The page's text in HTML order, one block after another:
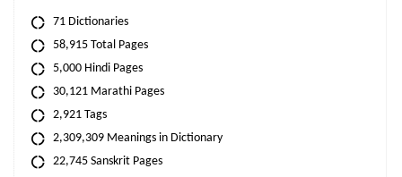
71 Dictionaries
58,915 Total Pages
5,000 Hindi Pages
30,121 Marathi Pages
2,921 Tags
2,309,309 Meanings in Dictionary
22,745 Sanskrit Pages